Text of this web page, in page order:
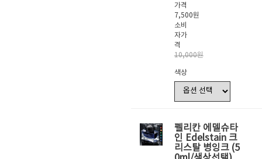
가격
7,500원
소비
자가
격
10,000원
색상
펠리칸 에델슈타
인 Edelstain 크
리스탈 병잉크 (5